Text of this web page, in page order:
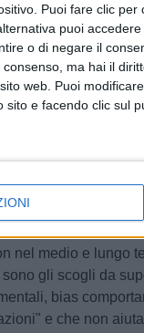
Puoi fare clic
puoi
o di negare il
ma hai il
web. Puoi
e facendo clic sul
di investimenti nel
alle start up
poiché rende
relazione curata dal
e Vice Direttore
i punti di criticità e
nel mondo del lavoro.
applicazione di
nel medio e lungo
gli scogli da
bias
e che non